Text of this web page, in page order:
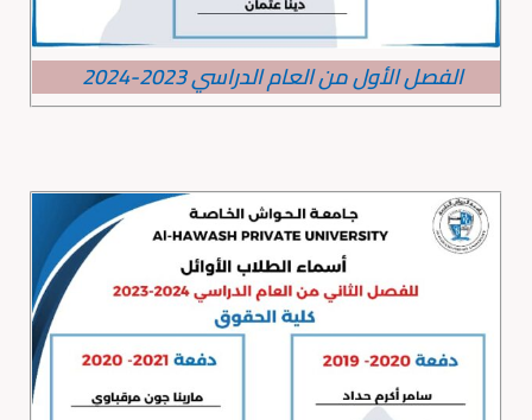
الفصل الأول من العام الدراسي 2023-2024